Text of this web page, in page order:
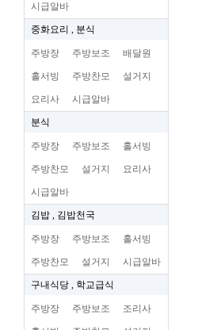
시급알바
중화요리 , 분식
주방장 주방보조 배달원
홀서빙 주방찬모 설거지
요리사 시급알바
분식
주방장 주방보조 홀서빙
주방찬모 설거지 요리사
시급알바
김밥 , 김밥천국
주방장 주방보조 홀서빙
주방찬모 설거지 시급알바
구내식당 , 학교급식
주방장 주방보조 조리사